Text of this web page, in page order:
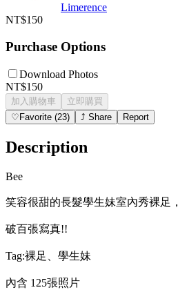
Limerence
NT$150
Purchase Options
Download Photos
NT$150
加入購物車
立即購買
♡ Favorite (23) ⤴ Share Report
Description
Bee
笑容很甜的長髮學生妹室內秀裸足
破百張寫真!!
Tag:裸足、學生妹
內含 125張照片